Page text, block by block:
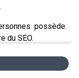
possède.
du SEO.
délai, de KPI. Et